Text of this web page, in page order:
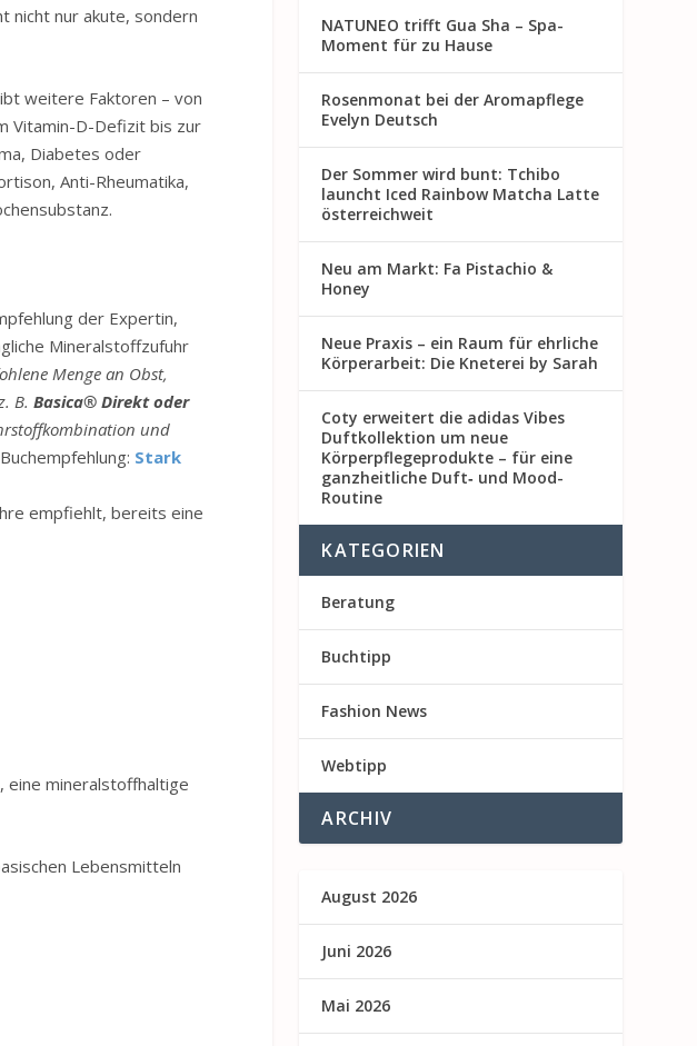
nicht nur akute, sondern
weitere Faktoren – von
Vitamin-D-Defizit bis zur
Diabetes oder
Anti-Rheumatika,
der Expertin,
Mineralstoffzufuhr
Menge an Obst,
B.Basica® Direkt oder
und
Stark
empfiehlt, bereits eine
eine mineralstoffhaltige
Lebensmitteln
NATUNEO trifft Gua Sha – Spa-
Moment für zu Hause
Rosenmon at bei der Aromapflege
Evelyn Deutsch
Der Sommer wird bunt: Tchibo
launcht Iced Rainbow Matcha Latte
österreichweit
Neu am Markt: Fa Pistachio &
Honey
Neue Praxis – ein Raum für ehrliche
Körperarbeit: Die Kneterei by Sarah
Coty erweitert die adidas Vibes
Duftkollektion um neue
Körperpflegeprodukte – für eine
ganzheitliche Duft‑ und Mood-
Routine
KATEGORIEN
Beratung
Buchtipp
Fashion News
Webtipp
ARCHIV
August 2026
Juni 2026
Mai 2026